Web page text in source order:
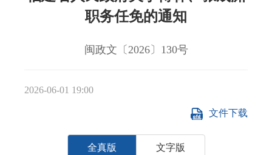
职务任免的通知
闽政文〔2026〕130号
2026-06-01 19:00
全真版 文字版
文件下载